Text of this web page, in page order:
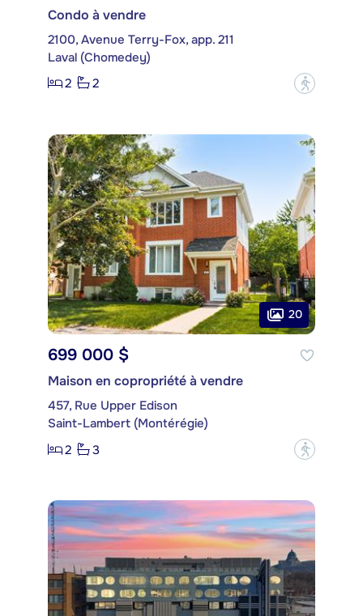
Condo à vendre
2100, Avenue Terry-Fox, app. 211
Laval (Chomedey)
2
2 ?
20
699 000 $
Maison en copropriété à vendre
457, Rue Upper Edison
Saint-Lambert (Montérégie)
2
3 ?